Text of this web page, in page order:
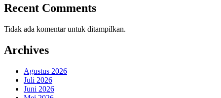
Recent Comments
Tidak ada komentar untuk ditampilkan.
Archives
Agustus 2026
Juli 2026
Juni 2026